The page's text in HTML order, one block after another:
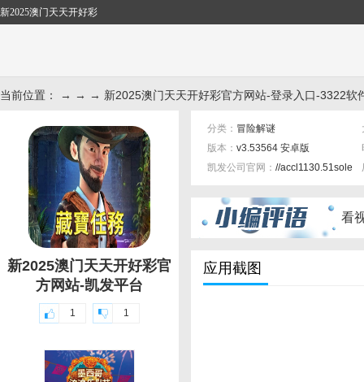
新2025澳门天天开好彩
当前位置： → → → 新2025澳门天天开好彩官方网站-登录入口-3322软
新2025澳门天天开好彩官
方网站-凯发平台
1 1
分类： 冒险解谜
版本： v3.53564 安卓版
凯发公司官网： //
看
应用截图